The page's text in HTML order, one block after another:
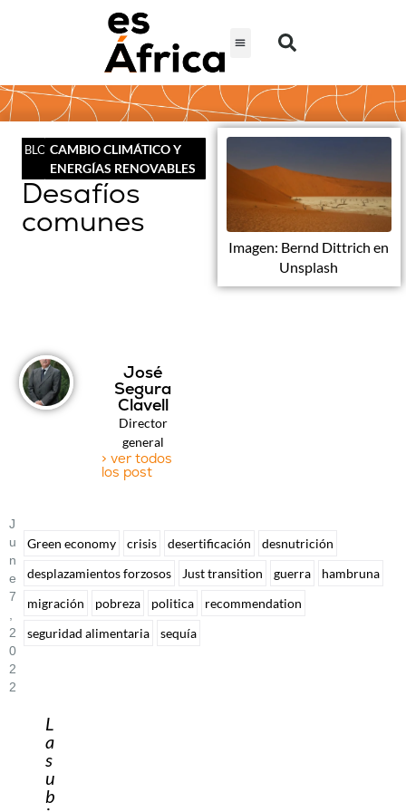
BLOGCAMBIO CLIMÁTICO Y
ENERGÍAS RENOVABLES
Desafíos
comunes
Imagen: Bernd Dittrich en
Unsplash
José
Segura
Clavell
Director
general
> ver todos
los post
J
U
N
E
7
,
2
0
2
2
L
a
s
u
b
Green economy crisis desertificación
desnutrición
desplazamientos forzosos
Just transition guerra
hambruna
migración
pobreza politica
recommendation
seguridad alimentaria
sequía